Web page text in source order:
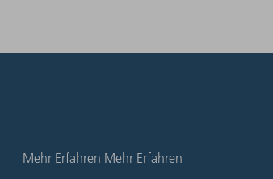
Mehr Erfahren Mehr Erfahren